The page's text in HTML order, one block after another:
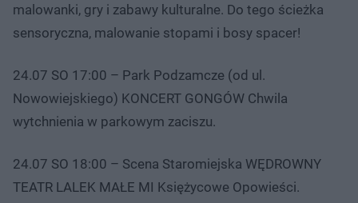
malowanki, gry i zabawy kulturalne. Do tego ścieżka
sensoryczna, malowanie stopami i bosy spacer!
24.07 SO 17:00 – Park Podzamcze (od ul.
Nowowiejskiego) KONCERT GONGÓW Chwila
wytchnienia w parkowym zaciszu.
24.07 SO 18:00 – Scena Staromiejska WĘDROWNY
TEATR LALEK MAŁE MI Księżycowe Opowieści.